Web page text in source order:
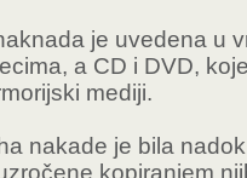
pa opet iz analognog
Ne vidim o kakvoj se
bi ih prikazali kao
je uvedena u
a CD i DVD,
mediji.
nakade je bila
kopiranjem